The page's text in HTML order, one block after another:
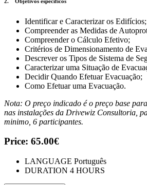
Identificar e Caracterizar os Edifícios;
Compreender as Medidas de
Compreender o Cálculo Efetivo;
Critérios de Dimensionamento de
Descrever os Tipos de Sistema de
Caracterizar uma Situação de
Decidir Quando Efetuar Evacuação;
Como Efetuar uma Evacuação.
Nota: O preço indicado é o preço base
nas instalações da Drivewiz Consultoria,
minimo, 6 participantes.
Price: 65.00€
LANGUAGE Português
DURATION 4 HOURS